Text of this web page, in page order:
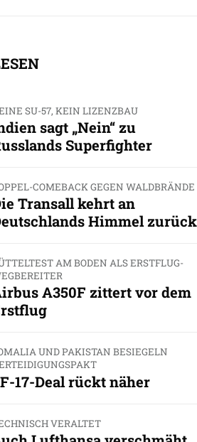
SU-57, KEIN LIZENZBAU
sagt „Nein“ zu
Superfighter
COMEBACK GEGEN WALDBRÄNDE
Transall kehrt an
Himmel
AM BODEN ALS ERSTFLUG-
A350F zittert vor dem
UND PAKISTAN BESIEGELN
17-Deal rückt näher
VERALTET